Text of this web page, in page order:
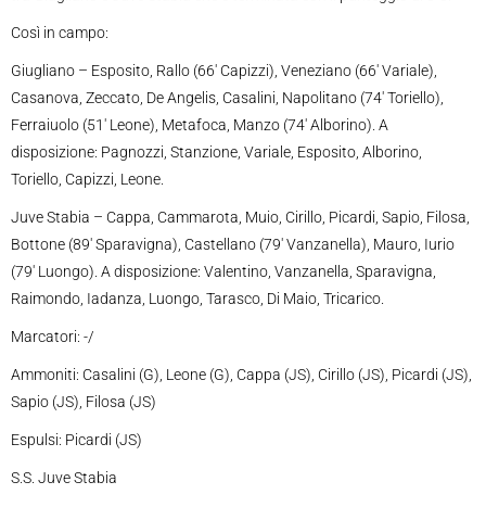
Così in campo:
Giugliano – Esposito, Rallo (66′ Capizzi), Veneziano (66′ Variale),
Casanova, Zeccato, De Angelis, Casalini, Napolitano (74′ Toriello),
Ferraiuolo (51′ Leone), Metafoca, Manzo (74′ Alborino). A
disposizione: Pagnozzi, Stanzione, Variale, Esposito, Alborino,
Toriello, Capizzi, Leone.
Juve Stabia – Cappa, Cammarota, Muio, Cirillo, Picardi, Sapio, Filosa,
Bottone (89′ Sparavigna), Castellano (79′ Vanzanella), Mauro, Iurio
(79′ Luongo). A disposizione: Valentino, Vanzanella, Sparavigna,
Raimondo, Iadanza, Luongo, Tarasco, Di Maio, Tricarico.
Marcatori: -/
Ammoniti: Casalini (G), Leone (G), Cappa (JS), Cirillo (JS), Picardi (JS),
Sapio (JS), Filosa (JS)
Espulsi: Picardi (JS)
S.S. Juve Stabia